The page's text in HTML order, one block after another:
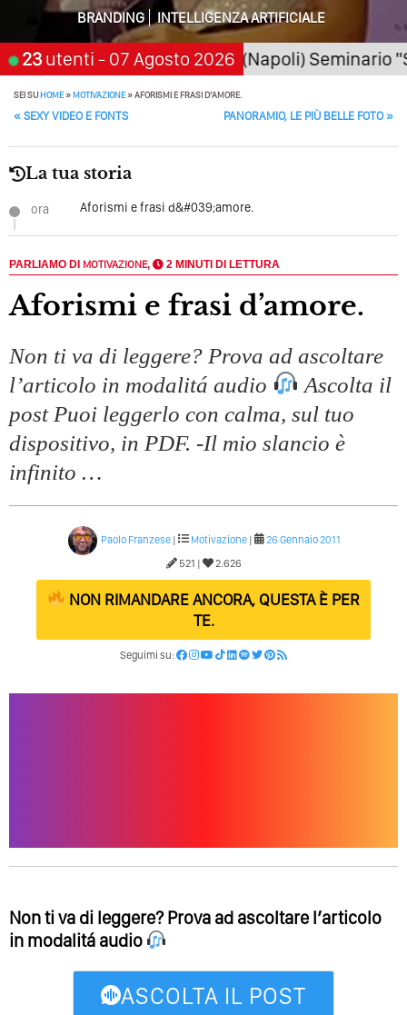
Quando L’amore Diventa Speranza: Il Quarto Memorial
Carmine Franzese
Come Scrivere Un Articolo Per Il Blog? Uno Che
Leggeranno Davvero
Cos’è La Search Generative Experience (SGE)? Il Declino
Come Cambieranno I Social Media? Siamo Nell’era Degli
Algoritmi Predittivi
Adesso Con I Social Media, L’AI E I Contenuti…
Perché Pubblicare Non Basta Più? Contenuti Di Valore O
Perché Non Guadagni Sui Social Media? Probabilmente
Tutto Peggiorerà
Quali Sono Gli Errori Della Comunicazione Politica? Il
Caso Delle Braccia Incrociate
Come Promuoversi Nel Wedding? Il Mio Intervento Per
BRANDING
INTELLIGENZA ARTIFICIALE
23 utenti - 07 Agosto 2026
San Giorgio a Cremano (Napoli) Seminario
SEI SUHOME»MOTIVAZIONE»AFORISMI E FRASI D’AMORE.
POST NAVIGATION
« SEXY VIDEO E FONTS PANORAMIO, LE PIÙ BELLE FOTO »
La tua storia
ora Aforismi e frasi d&#039;amore.
PARLIAMO DI MOTIVAZIONE, 2 MINUTI DI LETTURA
Aforismi e frasi d’amore.
Non ti va di leggere? Prova ad ascoltare
l’articolo in modalitá audio
Ascolta il
post Puoi leggerlo con calma, sul tuo
dispositivo, in PDF. -Il mio slancio è
infinito …
Paolo Franzese | Motivazione |
26 Gennaio 2011
521 |
2.626
NON RIMANDARE ANCORA, QUESTA È PER
TE.
Seguimi su:
Non ti va di leggere? Prova ad ascoltare l’articolo
in modalitá audio
ASCOLTA IL POST